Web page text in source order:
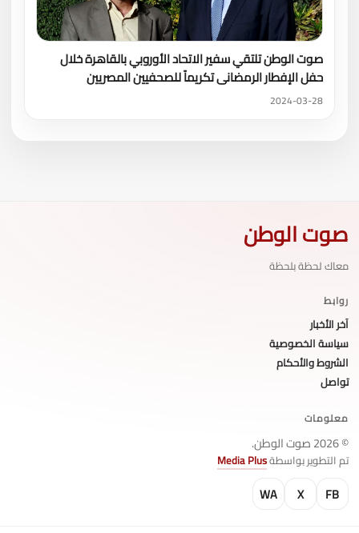
صوت الوطن تلتقي سفير الاتحاد الأوروبي بالقاهرة خلال
حفل الإفطار الرمضانى تكريماً للصحفيين المصريين
2024-03-28
صوت الوطن
معاك لحظة بلحظة
روابط
آخر الأخبار
سياسة الخصوصية
الشروط والأحكام
تواصل
معلومات
© 2026 صوت الوطن.
تم التطوير بواسطةMedia Plus
FB
X
WA